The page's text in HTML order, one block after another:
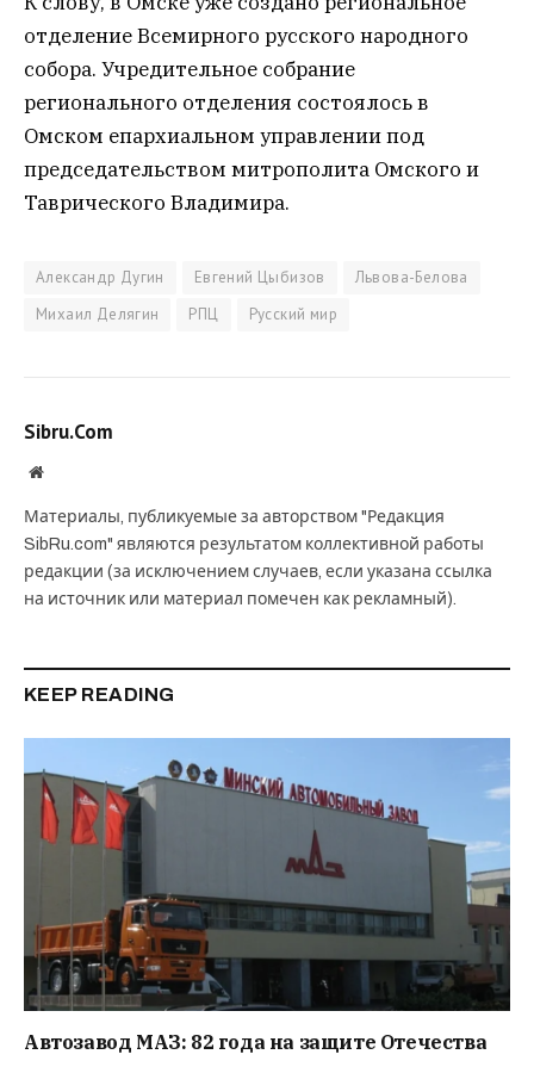
отделение Всемирного русского народного
собора. Учредительное собрание
регионального отделения состоялось в
Омском епархиальном управлении под
председательством митрополита Омского и
Таврического Владимира.
Александр Дугин Евгений Цыбизов
Львова-Белова
Михаил Делягин
РПЦ Русский мир
Sibru.Com
Website
Материалы, публикуемые за авторством "Редакция
SibRu.com" являются результатом коллективной работы
редакции (за исключением случаев, если указана ссылка
на источник или материал помечен как рекламный).
KEEP READING
Автозавод МАЗ: 82 года на защите Отечества